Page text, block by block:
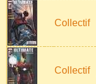
Collectif
Collectif